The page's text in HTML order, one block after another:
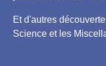
Et d'autres
Science et les